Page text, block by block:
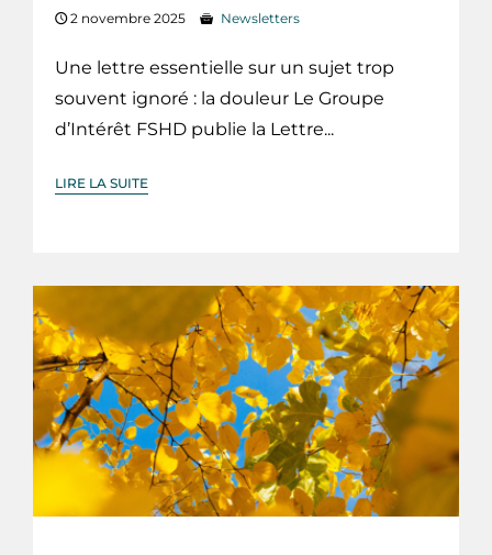
2 novembre 2025 Newsletters
Une lettre essentielle sur un sujet trop
souvent ignoré : la douleur Le Groupe
d’Intérêt FSHD publie la Lettre...
LIRE LA SUITE